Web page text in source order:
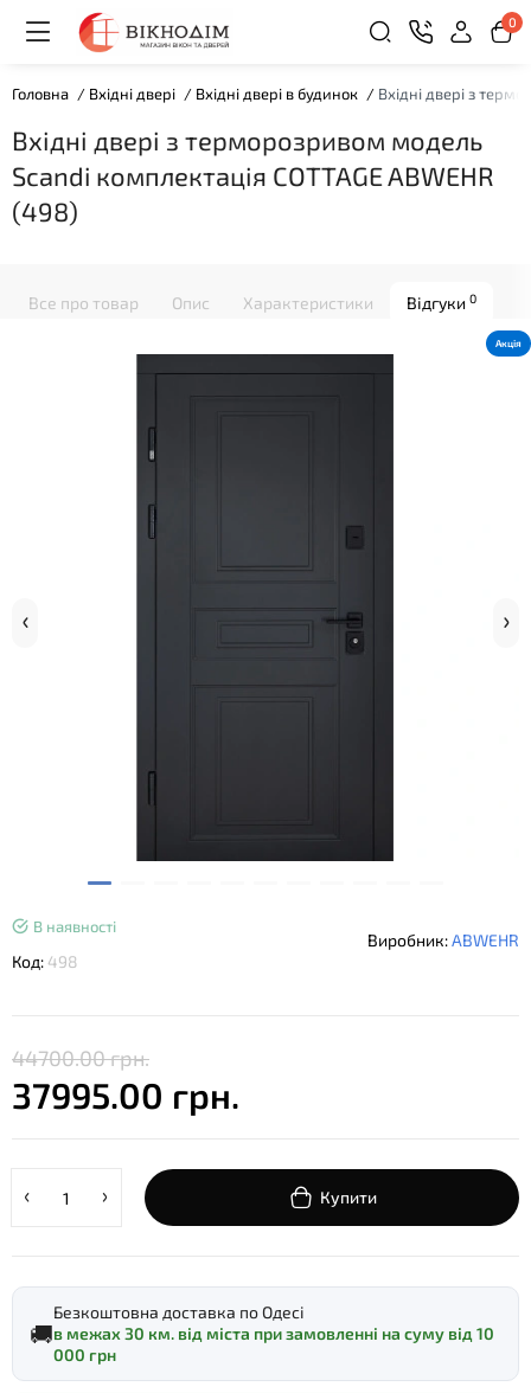
0
Головна Вхідні двері Вхідні двері в будинок Вхідні двері з
Вхідні двері з терморозривом модель
Scandi комплектація COTTAGE ABWEHR
(498)
Все про товар Опис Характеристики Відгуки 0
Акція
В наявності
Код: 498
Виробник:ABWEHR
44700.00 грн.
37995.00 грн.
Купити
🚚
Безкоштовна доставка по Одесі
в межах 30 км. від міста при замовленні на суму від 10
000 грн